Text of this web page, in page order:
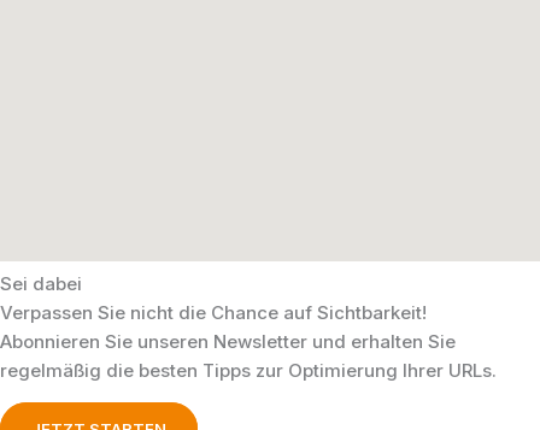
Sei dabei
Verpassen Sie nicht die Chance auf Sichtbarkeit!
Abonnieren Sie unseren Newsletter und erhalten Sie
regelmäßig die besten Tipps zur Optimierung Ihrer URLs.